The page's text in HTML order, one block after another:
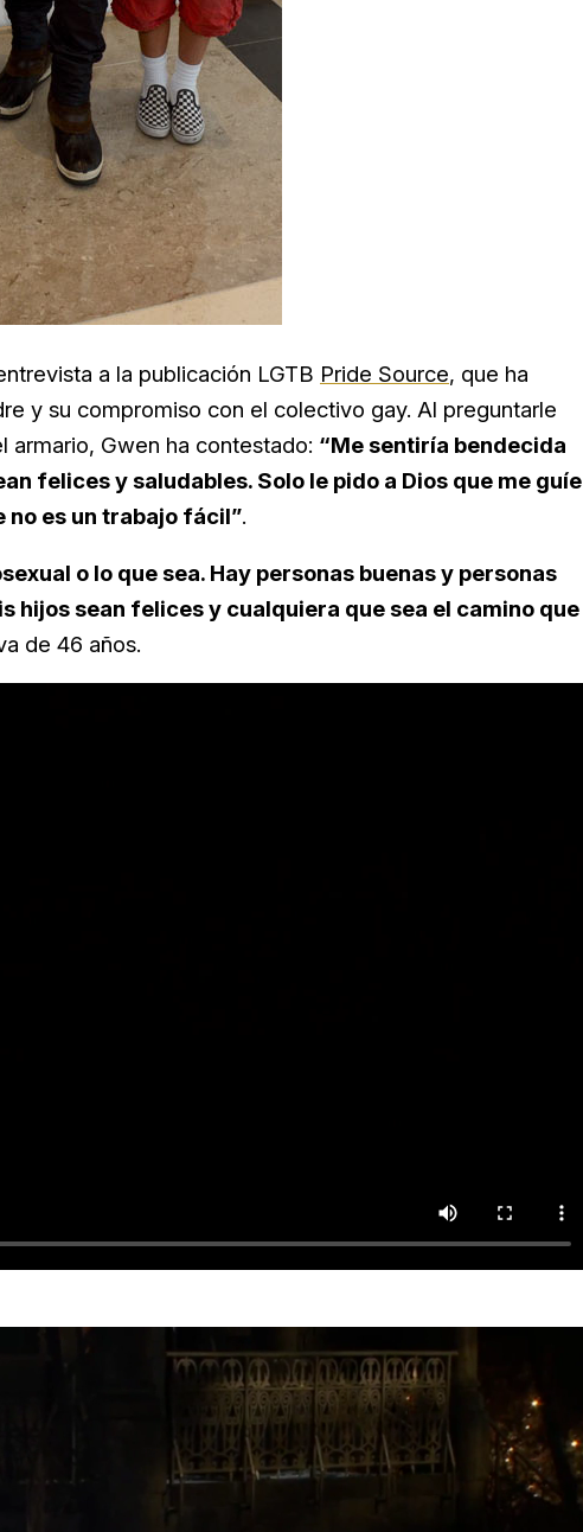
a la publicación LGTB Pride Source, que ha
y su compromiso con el colectivo gay. Al preguntarle
armario, Gwen ha contestado: “Me sentiría bendecida
felices y saludables. Solo le pido a Dios que me guíe
no es un trabajo fácil”.
o lo que sea. Hay personas buenas y personas
hijos sean felices y cualquiera que sea el camino que
de 46 años.